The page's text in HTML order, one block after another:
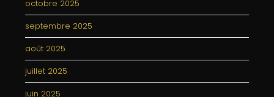
octobre 2025
septembre 2025
août 2025
juillet 2025
juin 2025